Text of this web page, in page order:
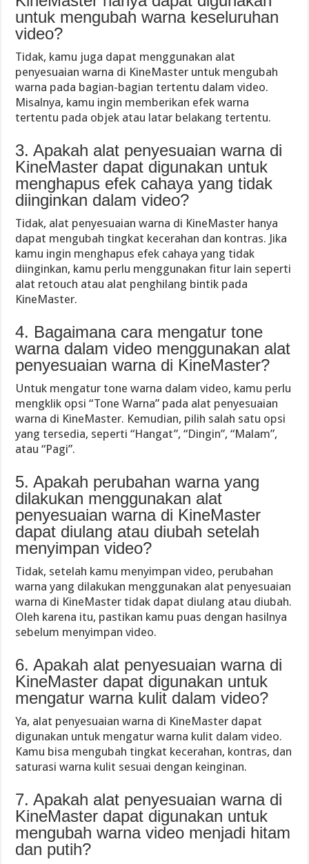
untuk mengubah warna keseluruhan
video?
Tidak, kamu juga dapat menggunakan alat
penyesuaian warna di KineMaster untuk mengubah
warna pada bagian-bagian tertentu dalam video.
Misalnya, kamu ingin memberikan efek warna
tertentu pada objek atau latar belakang tertentu.
3. Apakah alat penyesuaian warna di
KineMaster dapat digunakan untuk
menghapus efek cahaya yang tidak
diinginkan dalam video?
Tidak, alat penyesuaian warna di KineMaster hanya
dapat mengubah tingkat kecerahan dan kontras. Jika
kamu ingin menghapus efek cahaya yang tidak
diinginkan, kamu perlu menggunakan fitur lain seperti
alat retouch atau alat penghilang bintik pada
KineMaster.
4. Bagaimana cara mengatur tone
warna dalam video menggunakan alat
penyesuaian warna di KineMaster?
Untuk mengatur tone warna dalam video, kamu perlu
mengklik opsi “Tone Warna” pada alat penyesuaian
warna di KineMaster. Kemudian, pilih salah satu opsi
yang tersedia, seperti “Hangat”, “Dingin”, “Malam”,
atau “Pagi”.
5. Apakah perubahan warna yang
dilakukan menggunakan alat
penyesuaian warna di KineMaster
dapat diulang atau diubah setelah
menyimpan video?
Tidak, setelah kamu menyimpan video, perubahan
warna yang dilakukan menggunakan alat penyesuaian
warna di KineMaster tidak dapat diulang atau diubah.
Oleh karena itu, pastikan kamu puas dengan hasilnya
sebelum menyimpan video.
6. Apakah alat penyesuaian warna di
KineMaster dapat digunakan untuk
mengatur warna kulit dalam video?
Ya, alat penyesuaian warna di KineMaster dapat
digunakan untuk mengatur warna kulit dalam video.
Kamu bisa mengubah tingkat kecerahan, kontras, dan
saturasi warna kulit sesuai dengan keinginan.
7. Apakah alat penyesuaian warna di
KineMaster dapat digunakan untuk
mengubah warna video menjadi hitam
dan putih?